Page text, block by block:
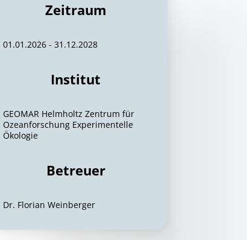
Zeitraum
01.01.2026 - 31.12.2028
Institut
GEOMAR Helmholtz Zentrum für
Ozeanforschung Experimentelle
Ökologie
Betreuer
Dr. Florian Weinberger